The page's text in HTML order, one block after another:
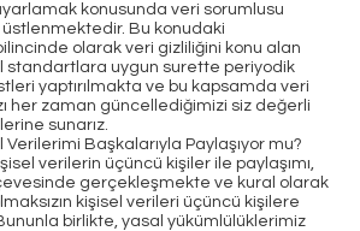
konusunda veri sorumlusu
üstlenmektedir. Bu konudaki
olarak veri gizliliğini konu alan
standartlara uygun surette periyodik
yaptırılmakta ve bu kapsamda veri
her zaman güncellediğimizi siz değerli
sunarız.
Verilerimi Başkalarıyla Paylaşıyor mu?
verilerin üçüncü kişiler ile paylaşımı,
gerçekleşmekte ve kural olarak
kişisel verileri üçüncü kişilere
birlikte, yasal yükümlülüklerimiz